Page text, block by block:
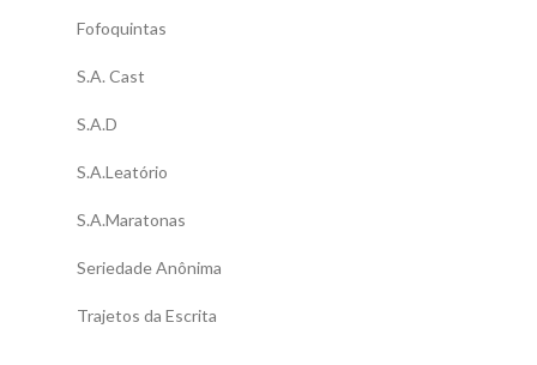
Fofoquintas
S.A. Cast
S.A.D
S.A.Leatório
S.A.Maratonas
Seriedade Anônima
Trajetos da Escrita